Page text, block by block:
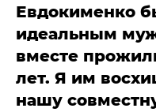
Евдокименко
идеальным
вместе
лет. Я им
нашу